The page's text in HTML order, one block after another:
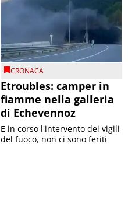
CRONACA
Etroubles: camper in
fiamme nella galleria
di Echevennoz
E in corso l'intervento dei vigili
del fuoco, non ci sono feriti